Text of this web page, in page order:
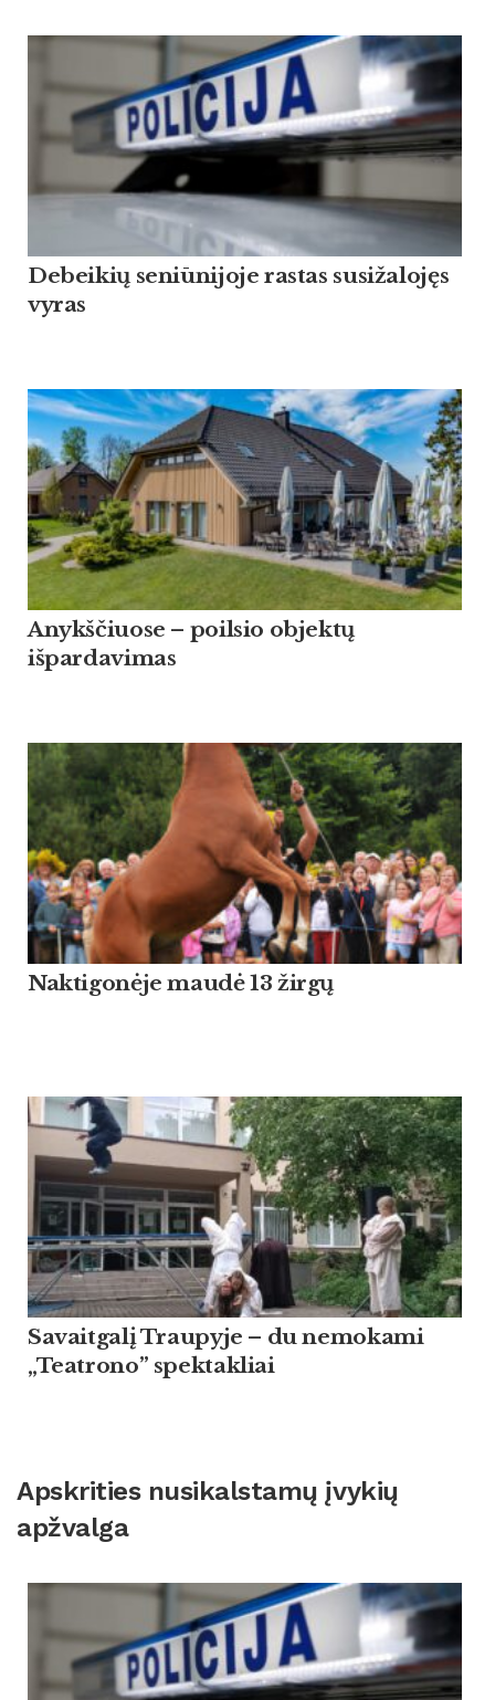
Debeikių seniūnijoje rastas susižalojęs
vyras
Anykščiuose – poilsio objektų
išpardavimas
Naktigonėje maudė 13 žirgų
Savaitgalį Traupyje – du nemokami
„Teatrono” spektakliai
Apskrities nusikalstamų įvykių
apžvalga